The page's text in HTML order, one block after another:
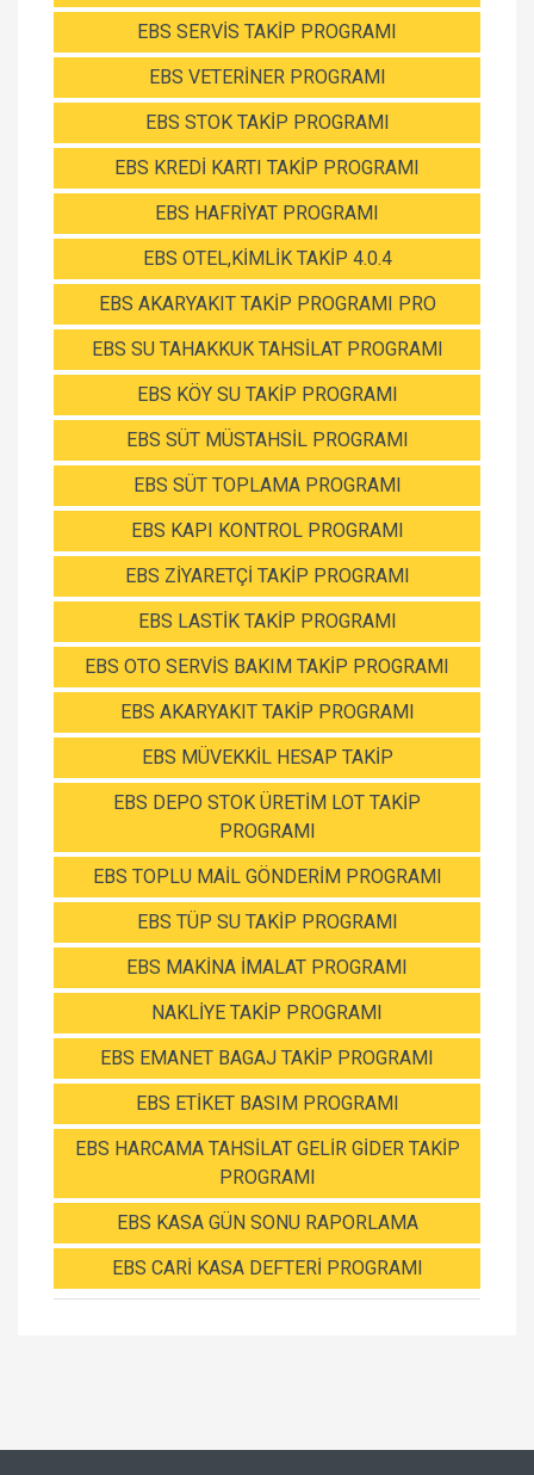
EBS SERVİS TAKİP PROGRAMI
EBS VETERİNER PROGRAMI
EBS STOK TAKİP PROGRAMI
EBS KREDİ KARTI TAKİP PROGRAMI
EBS HAFRİYAT PROGRAMI
EBS OTEL,KİMLİK TAKİP 4.0.4
EBS AKARYAKIT TAKİP PROGRAMI PRO
EBS SU TAHAKKUK TAHSİLAT PROGRAMI
EBS KÖY SU TAKİP PROGRAMI
EBS SÜT MÜSTAHSİL PROGRAMI
EBS SÜT TOPLAMA PROGRAMI
EBS KAPI KONTROL PROGRAMI
EBS ZİYARETÇİ TAKİP PROGRAMI
EBS LASTİK TAKİP PROGRAMI
EBS OTO SERVİS BAKIM TAKİP PROGRAMI
EBS AKARYAKIT TAKİP PROGRAMI
EBS MÜVEKKİL HESAP TAKİP
EBS DEPO STOK ÜRETİM LOT TAKİP
PROGRAMI
EBS TOPLU MAİL GÖNDERİM PROGRAMI
EBS TÜP SU TAKİP PROGRAMI
EBS MAKİNA İMALAT PROGRAMI
NAKLİYE TAKİP PROGRAMI
EBS EMANET BAGAJ TAKİP PROGRAMI
EBS ETİKET BASIM PROGRAMI
EBS HARCAMA TAHSİLAT GELİR GİDER TAKİP
PROGRAMI
EBS KASA GÜN SONU RAPORLAMA
EBS CARİ KASA DEFTERİ PROGRAMI